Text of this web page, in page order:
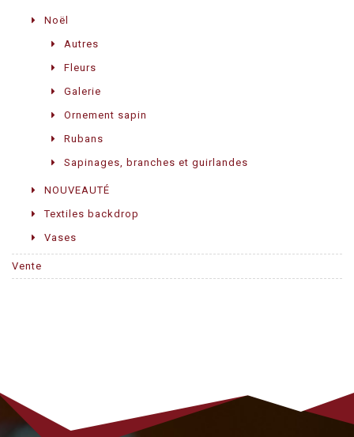
Noël
Autres
Fleurs
Galerie
Ornement sapin
Rubans
Sapinages, branches et guirlandes
NOUVEAUTÉ
Textiles backdrop
Vases
Vente